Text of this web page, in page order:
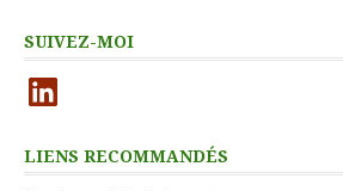
SUIVEZ-MOI
LinkedIn
LIENS RECOMMANDÉS